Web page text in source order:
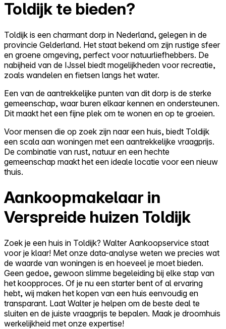
Toldijk te bieden?
Toldijk is een charmant dorp in Nederland, gelegen in de
provincie Gelderland. Het staat bekend om zijn rustige sfeer
en groene omgeving, perfect voor natuurliefhebbers. De
nabijheid van de IJssel biedt mogelijkheden voor recreatie,
zoals wandelen en fietsen langs het water.
Een van de aantrekkelijke punten van dit dorp is de sterke
gemeenschap, waar buren elkaar kennen en ondersteunen.
Dit maakt het een fijne plek om te wonen en op te groeien.
Voor mensen die op zoek zijn naar een huis, biedt Toldijk
een scala aan woningen met een aantrekkelijke vraagprijs.
De combinatie van rust, natuur en een hechte
gemeenschap maakt het een ideale locatie voor een nieuw
thuis.
Aankoopmakelaar in
Verspreide huizen Toldijk
Zoek je een huis in Toldijk? Walter Aankoopservice staat
voor je klaar! Met onze data-analyse weten we precies wat
de waarde van woningen is en hoeveel je moet bieden.
Geen gedoe, gewoon slimme begeleiding bij elke stap van
het koopproces. Of je nu een starter bent of al ervaring
hebt, wij maken het kopen van een huis eenvoudig en
transparant. Laat Walter je helpen om de beste deal te
sluiten en de juiste vraagprijs te bepalen. Maak je droomhuis
werkelijkheid met onze expertise!